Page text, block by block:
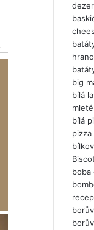
big
bílá
bílá
pizza
boba